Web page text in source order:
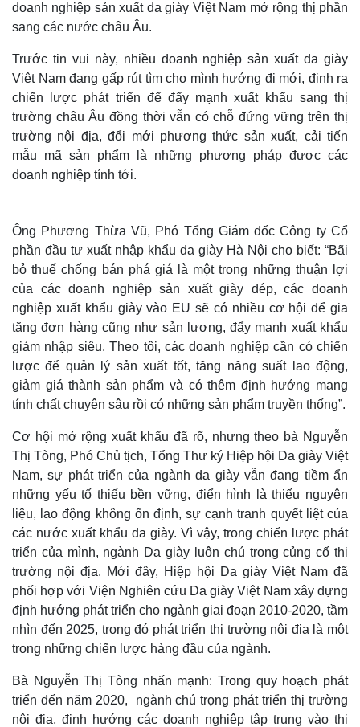
Thế giới
Quan sát
Hồ sơ
Multimedia
Video
E-Magazine
Infographic
doanh nghiệp sản xuất da giày Việt Nam mở rộng thị phần
sang các nước châu Âu.
Trước tin vui này, nhiều doanh nghiệp sản xuất da giày
Việt Nam đang gấp rút tìm cho mình hướng đi mới, định ra
chiến lược phát triển để đẩy mạnh xuất khẩu sang thị
trường châu Âu đồng thời vẫn có chỗ đứng vững trên thị
trường nội địa, đổi mới phương thức sản xuất, cải tiến
mẫu mã sản phẩm là những phương pháp được các
doanh nghiệp tính tới.
Ông Phương Thừa Vũ, Phó Tổng Giám đốc Công ty Cổ
phần đầu tư xuất nhập khẩu da giày Hà Nội cho biết: “Bãi
bỏ thuế chống bán phá giá là một trong những thuận lợi
của các doanh nghiệp sản xuất giày dép, các doanh
nghiệp xuất khẩu giày vào EU sẽ có nhiều cơ hội để gia
tăng đơn hàng cũng như sản lượng, đẩy mạnh xuất khẩu
giảm nhập siêu. Theo tôi, các doanh nghiệp cần có chiến
lược để quản lý sản xuất tốt, tăng năng suất lao động,
giảm giá thành sản phẩm và có thêm định hướng mang
tính chất chuyên sâu rồi có những sản phẩm truyền thống”.
Cơ hội mở rộng xuất khẩu đã rõ, nhưng theo bà Nguyễn
Thị Tòng, Phó Chủ tịch, Tổng Thư ký Hiệp hội Da giày Việt
Nam, sự phát triển của ngành da giày vẫn đang tiềm ẩn
những yếu tố thiếu bền vững, điển hình là thiếu nguyên
liệu, lao động không ổn định, sự cạnh tranh quyết liệt của
các nước xuất khẩu da giày. Vì vậy, trong chiến lược phát
triển của mình, ngành Da giày luôn chú trọng củng cố thị
trường nội địa. Mới đây, Hiệp hội Da giày Việt Nam đã
phối hợp với Viện Nghiên cứu Da giày Việt Nam xây dựng
định hướng phát triển cho ngành giai đoạn 2010-2020, tầm
nhìn đến 2025, trong đó phát triển thị trường nội địa là một
trong những chiến lược hàng đầu của ngành.
Bà Nguyễn Thị Tòng nhấn mạnh: Trong quy hoạch phát
triển đến năm 2020, ngành chú trọng phát triển thị trường
nội địa, định hướng các doanh nghiệp tập trung vào thị